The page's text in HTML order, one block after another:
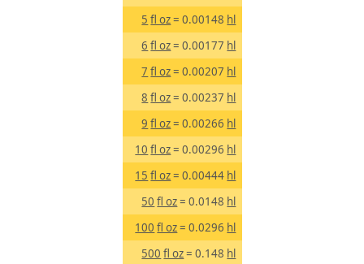
5 fl oz= 0.00148 hl
6 fl oz= 0.00177 hl
7 fl oz= 0.00207 hl
8 fl oz= 0.00237 hl
9 fl oz= 0.00266 hl
10 fl oz= 0.00296 hl
15 fl oz= 0.00444 hl
50 fl oz= 0.0148 hl
100 fl oz= 0.0296 hl
500 fl oz= 0.148 hl